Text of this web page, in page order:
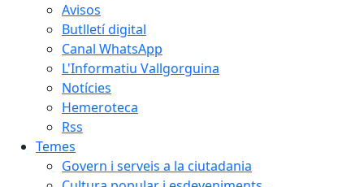
Avisos
Butlletí digital
Canal WhatsApp
L'Informatiu Vallgorguina
Notícies
Hemeroteca
Rss
Temes
Govern i serveis a la ciutadania